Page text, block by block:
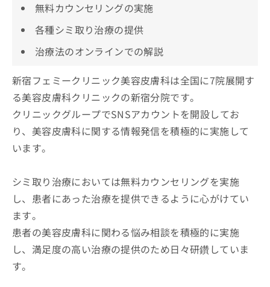
無料カウンセリングの実施
各種シミ取り治療の提供
治療法のオンラインでの解説
新宿フェミークリニック美容皮膚科は全国に7院展開す
る美容皮膚科クリニックの新宿分院です。
クリニックグループでSNSアカウントを開設してお
り、美容皮膚科に関する情報発信を積極的に実施して
います。
シミ取り治療においては無料カウンセリングを実施
し、患者にあった治療を提供できるように心がけてい
ます。
患者の美容皮膚科に関わる悩み相談を積極的に実施
し、満足度の高い治療の提供のため日々研鑽していま
す。